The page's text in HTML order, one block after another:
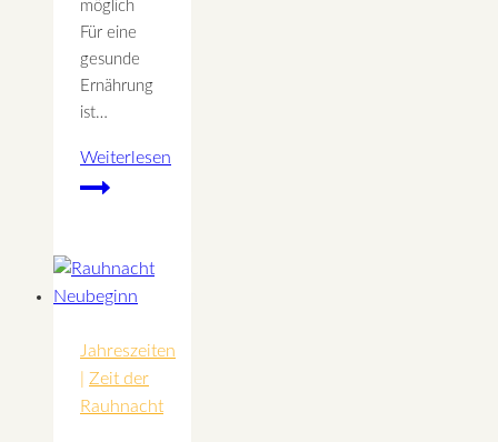
möglich
Für eine
gesunde
Ernährung
ist…
Weiterlesen
Ernährungsempfehlung
Herbst
Jahreszeiten
Zeit der
Rauhnacht